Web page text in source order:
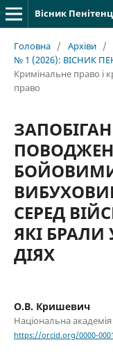
Вісник
Головна / Архіви /
№ 1 (2026): ВІСНИК
Кримінальне право і
право
СЕРЕД
ЯКІ
ДІЯХ
О.В. Кришевич
Національна
https://orcid.org/0000-